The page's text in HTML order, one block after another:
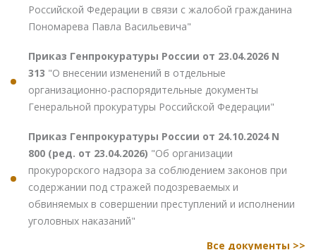
Российской Федерации в связи с жалобой гражданина
Пономарева Павла Васильевича"
Приказ Генпрокуратуры России от 23.04.2026 N
313 "О внесении изменений в отдельные
организационно-распорядительные документы
Генеральной прокуратуры Российской Федерации"
Приказ Генпрокуратуры России от 24.10.2024 N
800 (ред. от 23.04.2026) "Об организации
прокурорского надзора за соблюдением законов при
содержании под стражей подозреваемых и
обвиняемых в совершении преступлений и исполнении
уголовных наказаний"
Все документы >>